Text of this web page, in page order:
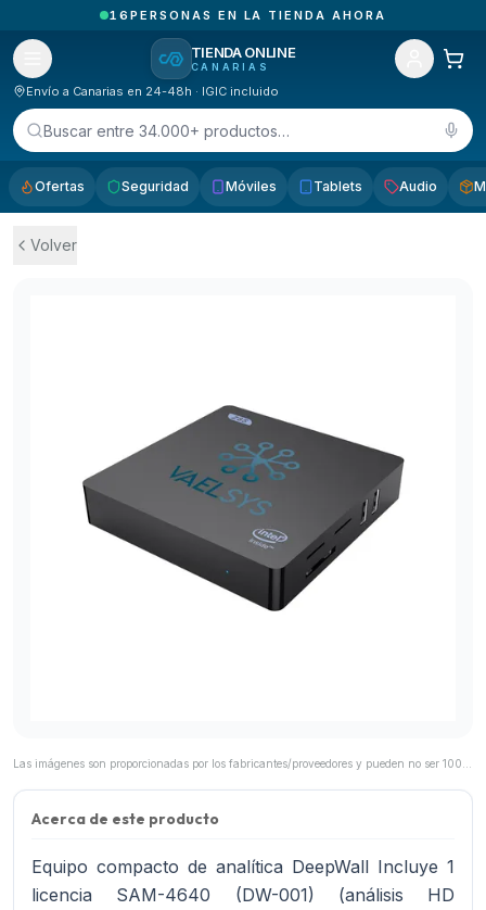
PEDIDOS ENTREGADOS HOY EN CANARIAS
TIENDA ONLINE
CANARIAS
Envío a Canarias en 24-48h · IGIC incluido
Buscar entre 34.000+ productos…
Ofertas Seguridad Móviles Tablets Audio
Volver
Acerca de este producto
Equipo compacto de analítica DeepWall Incluye 1
licencia SAM-4640 (DW-001) (análisis HD